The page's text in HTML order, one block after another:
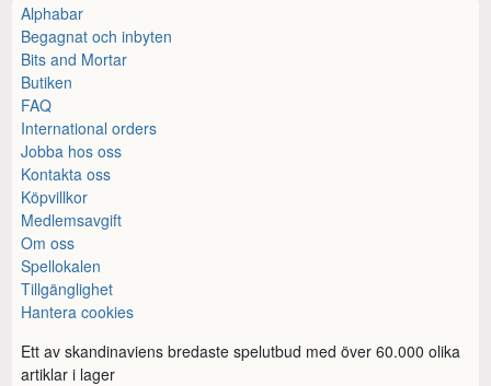
Alphabar
Begagnat och inbyten
Bits and Mortar
Butiken
FAQ
International orders
Jobba hos oss
Kontakta oss
Köpvillkor
Medlemsavgift
Om oss
Spellokalen
Tillgänglighet
Hantera cookies
Ett av skandinaviens bredaste spelutbud med över 60.000 olika
artiklar i lager